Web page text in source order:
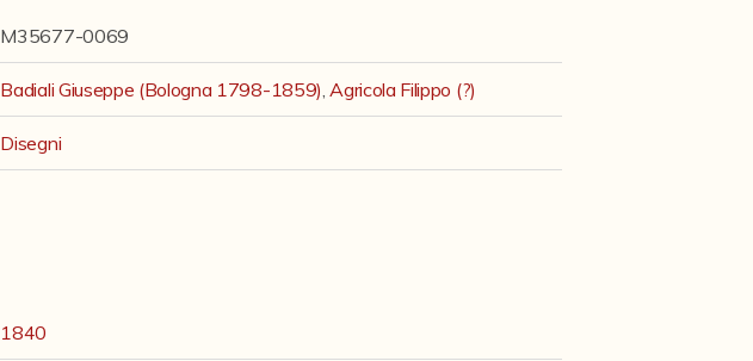
M35677-0069
Badiali Giuseppe (Bologna 1798-1859),Agricola Filippo (?)
Disegni
1840